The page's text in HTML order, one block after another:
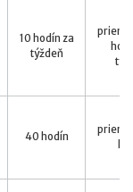
10 hodín za
týždeň
40 hodín